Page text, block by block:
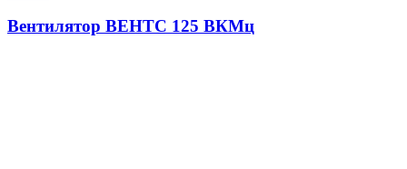
Вентилятор ВЕНТС 125 ВКМц